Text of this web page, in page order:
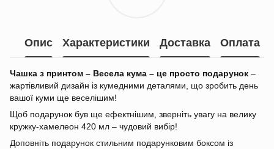
Опис Характеристики Доставка Оплата
Чашка з принтом – Весела кума – це просто подарунок –
жартівливий дизайн із кумедними деталями, що зробить день
вашої куми ще веселішим!
Щоб подарунок був ще ефектнішим, зверніть увагу на велику
кружку-хамелеон 420 мл – чудовий вибір!
Доповніть подарунок стильним подарунковим боксом із